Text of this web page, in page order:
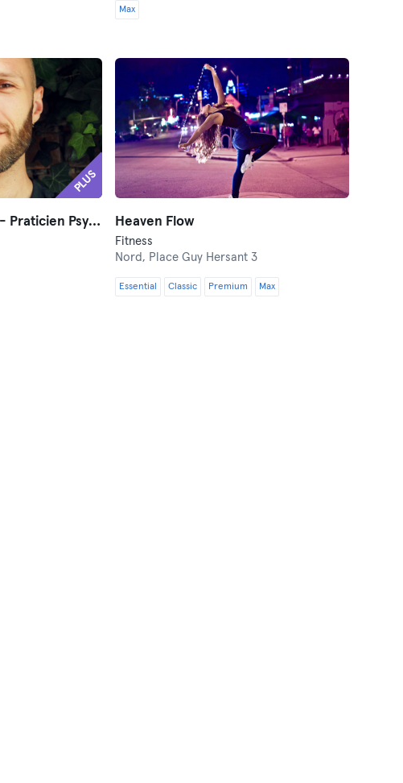
Max
PLUS
Guillaume dardenne - Praticien Psychocorporel Heaven Flow
Fitness
Nord, Place Guy Hersant 3
Essential Classic Premium Max